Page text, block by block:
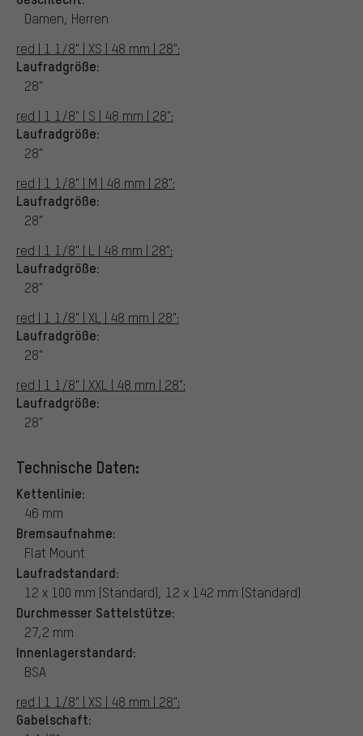
Damen, Herren
red | 1 1/8" | XS | 48 mm | 28":
Laufradgröße:
28"
red | 1 1/8" | S | 48 mm | 28":
Laufradgröße:
28"
red | 1 1/8" | M | 48 mm | 28":
Laufradgröße:
28"
red | 1 1/8" | L | 48 mm | 28":
Laufradgröße:
28"
red | 1 1/8" | XL | 48 mm | 28":
Laufradgröße:
28"
red | 1 1/8" | XXL | 48 mm | 28":
Laufradgröße:
28"
Technische Daten:
Kettenlinie:
46 mm
Bremsaufnahme:
Flat Mount
Laufradstandard:
12 x 100 mm (Standard), 12 x 142 mm (Standard)
Durchmesser Sattelstütze:
27,2 mm
Innenlagerstandard:
BSA
red | 1 1/8" | XS | 48 mm | 28":
Gabelschaft: